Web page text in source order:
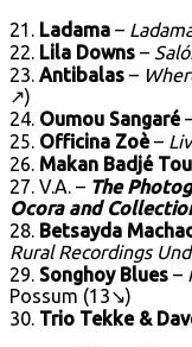
21. Ladama –
22. Lila Downs –
23. Antibalas –
↗)
24. Oumou Sangaré
25. Officina Zoè–
26. Makan Badjé
27. V.A. – The
Ocora and
28. Betsayda
Rural Recordings
29. Songhoy Blues –
Possum (13↘)
30. Trio Tekke &